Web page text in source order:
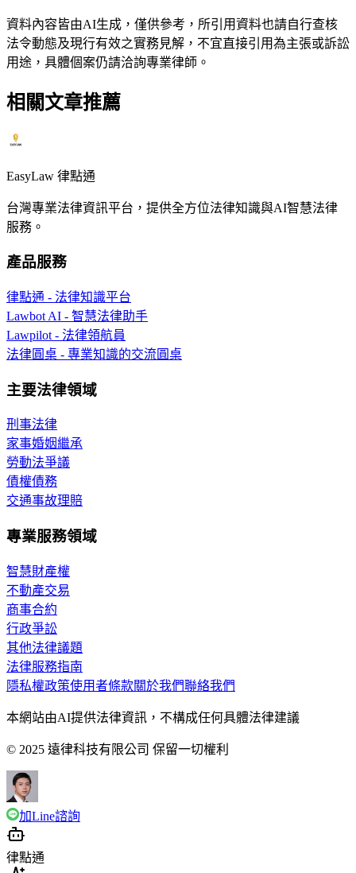
資料內容皆由AI生成，僅供參考，所引用資料也請自行查核
法令動態及現行有效之實務見解，不宜直接引用為主張或訴訟
用途，具體個案仍請洽詢專業律師。
相關文章推薦
EasyLaw 律點通
台灣專業法律資訊平台，提供全方位法律知識與AI智慧法律
服務。
產品服務
律點通 - 法律知識平台
Lawbot AI - 智慧法律助手
Lawpilot - 法律領航員
法律圓桌 - 專業知識的交流圓桌
主要法律領域
刑事法律
家事婚姻繼承
勞動法爭議
債權債務
交通事故理賠
專業服務領域
智慧財產權
不動產交易
商事合約
行政爭訟
其他法律議題
法律服務指南
隱私權政策使用者條款關於我們聯絡我們
本網站由AI提供法律資訊，不構成任何具體法律建議
© 2025 遠律科技有限公司 保留一切權利
加Line諮詢
律點通